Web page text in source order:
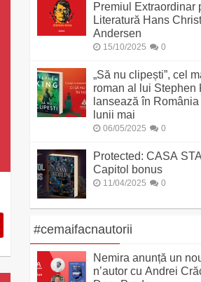
Premiul Extraordinar
Literatură Hans
Andersen
15/10/2025 0
„Să nu clipești”, cel
roman al lui Stephen
lansează în România
lunii mai
06/05/2025 0
Protected: CASA
Capitol bonus
11/04/2025 0
#cemaifacnautorii
Nemira anunță un
n’autor cu Andrei